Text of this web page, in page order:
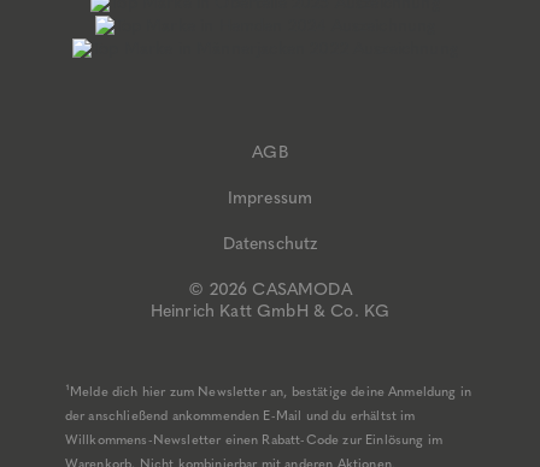
© 2026 CASAMODA
Heinrich Katt GmbH & Co. KG
AGB
Impressum
Datenschutz
¹Melde dich hier zum Newsletter an, bestätige deine Anmeldung in
der anschließend ankommenden E-Mail und du erhältst im
Willkommens-Newsletter einen Rabatt-Code zur Einlösung im
Warenkorb. Nicht kombinierbar mit anderen Aktionen,